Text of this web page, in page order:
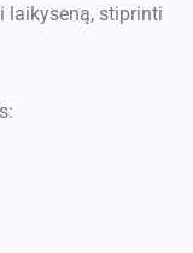
laikyseną, stiprinti